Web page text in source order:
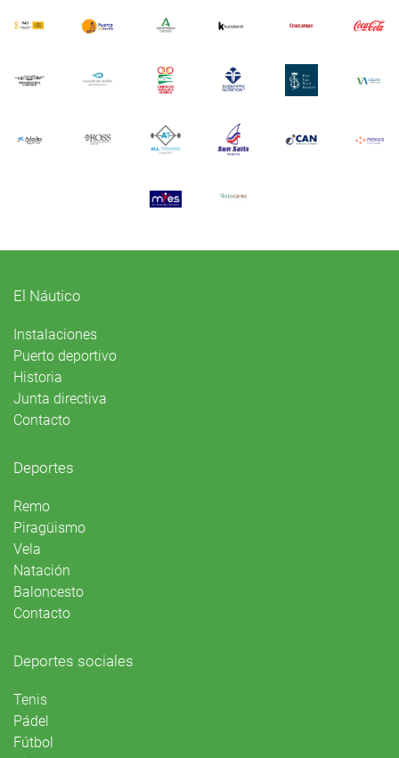
El Náutico
Instalaciones
Puerto deportivo
Historia
Junta directiva
Contacto
Deportes
Remo
Piragüismo
Vela
Natación
Baloncesto
Contacto
Deportes sociales
Tenis
Pádel
Fútbol